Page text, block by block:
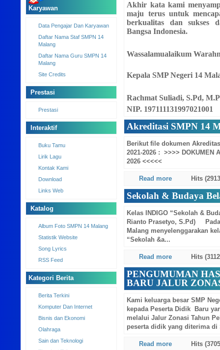
Staf, Guru, dan
Karyawan
Data Pengajar Dan Karyawan
Daftar Nama Staf SMPN 14
Malang
Daftar Nama Guru SMPN 14
Site Credits
Prestasi
Prestasi
Interaktif
Buku Tamu
Lirik Lagu
Kontak Kami
Download
Links Web
Statistik Website
Kategori Berita
Berita Terkini
Akhir kata kami
maju terus untuk
berkualitas dan sukses
Bangsa Indonesia.
Wassalamualaikum
Kepala SMP Negeri 14
Rachmat Suliadi, S.Pd,
NIP. 197111131997021001
Akreditasi SMPN 14
Berikut file dokumen
2021-2026 : >>>> DOKUMEN
2026 <<<<<
Read more Hits
Sekolah & Budaya
Kelas INDIGO “Sekolah &
Rianto Prasetyo, S.Pd) Pada
Malang menyelenggarakan
“Sekolah &a...
Read more Hits
PENGUMUMAN
BARU JALUR
Kami keluarga besar SMP
kepada Peserta Didik Baru
melalui Jalur Zonasi Tahun
peserta didik yang diterima di
Read more Hits